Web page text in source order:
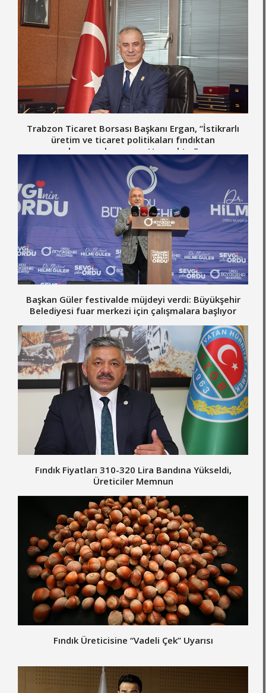
Trabzon Ticaret Borsası Başkanı Ergan, “İstikrarlı
üretim ve ticaret politikaları fındıktan
kazanımlarımızı arttıracaktır.”
Başkan Güler festivalde müjdeyi verdi: Büyükşehir
Belediyesi fuar merkezi için çalışmalara başlıyor
Fındık Fiyatları 310-320 Lira Bandına Yükseldi,
Üreticiler Memnun
Fındık Üreticisine “Vadeli Çek” Uyarısı